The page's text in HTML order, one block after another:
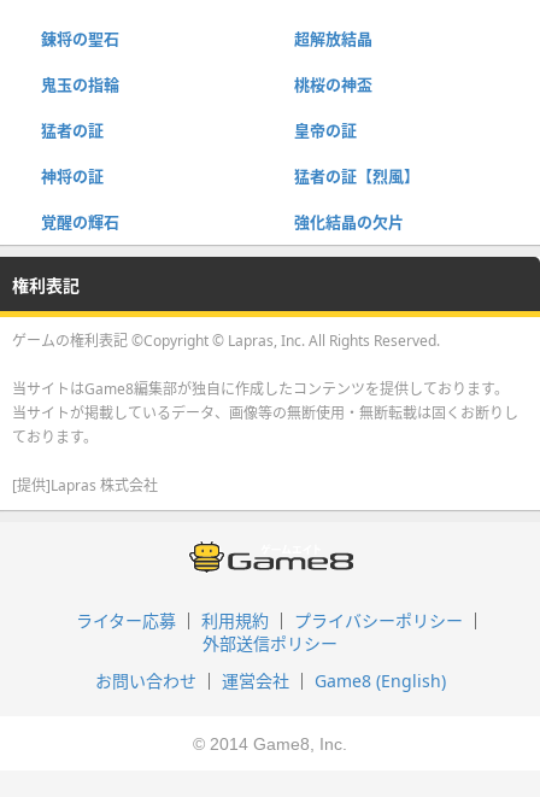
錬将の聖石 超解放結晶
鬼玉の指輪 桃桜の神盃
猛者の証 皇帝の証
神将の証 猛者の証【烈風】
覚醒の輝石 強化結晶の欠片
権利表記
ゲームの権利表記 ©Copyright © Lapras, Inc. All Rights Reserved.
当サイトはGame8編集部が独自に作成したコンテンツを提供しております。
当サイトが掲載しているデータ、画像等の無断使用・無断転載は固くお断りし
ております。
[提供]Lapras 株式会社
ライター応募 利用規約
プライバシーポリシー
外部送信ポリシー
お問い合わせ
運営会社 Game8 (English)
© 2014 Game8, Inc.